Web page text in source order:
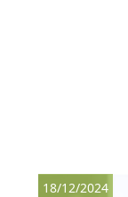
18/12/2024